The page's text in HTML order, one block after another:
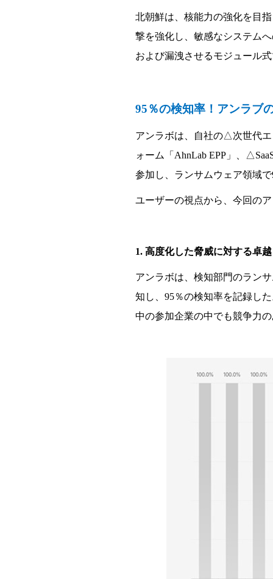
北朝鮮は、核能力の強化を目
撃を強化し、敏感なシステム
および漏洩させるモジュ ール
95％の検知率！アンラブ
アンラボは、自社の△次世代
ォー ム「 AhnLab EPP 」、△
参加し、ランサムウェア領域で
ユーザーの視点から、今回の
1. 高度化した脅威に対する卓
アンラボは、 検知部門のラン
知 し、 95％の検知率を記録し
中の参加企業の中でも競争力